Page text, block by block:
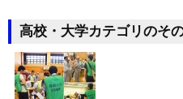
高校・大学カテゴリのそ